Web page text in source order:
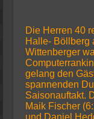
Die Herren 40
Halle- Böllberg
Wittenberger
gelang den
spannenden
Saisonauftakt.
Maik Fischer
und Daniel